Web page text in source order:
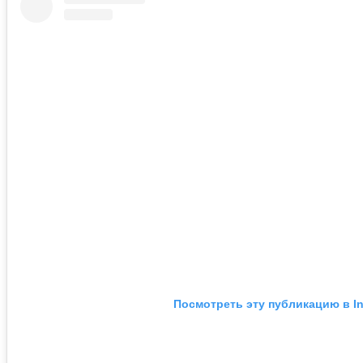
Посмотреть эту публикацию в